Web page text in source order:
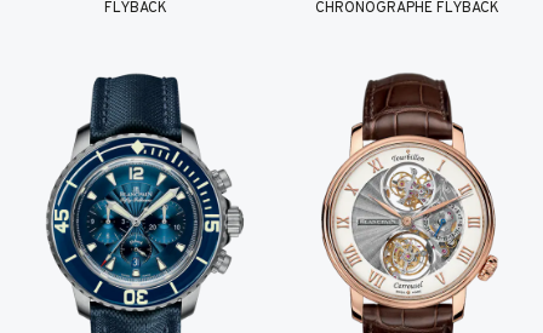
FLYBACK
CHRONOGRAPHE FLYBACK